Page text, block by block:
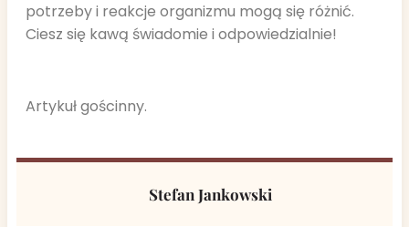
potrzeby i reakcje organizmu mogą się różnić.
Ciesz się kawą świadomie i odpowiedzialnie!
Artykuł gościnny.